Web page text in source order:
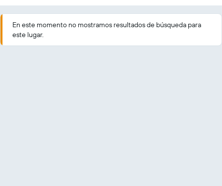
En este momento no mostramos resultados de búsqueda para
este lugar.